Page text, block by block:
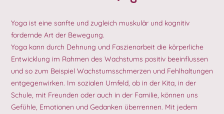
Yoga ist eine sanfte und zugleich muskulär und kognitiv
fordernde Art der Bewegung.
Yoga kann durch Dehnung und Faszienarbeit die körperliche
Entwicklung im Rahmen des Wachstums positiv beeinflussen
und so zum Beispiel Wachstumsschmerzen und Fehlhaltungen
entgegenwirken. Im sozialen Umfeld, ob in der Kita, in der
Schule, mit Freunden oder auch in der Familie, können uns
Gefühle, Emotionen und Gedanken überrennen. Mit jedem